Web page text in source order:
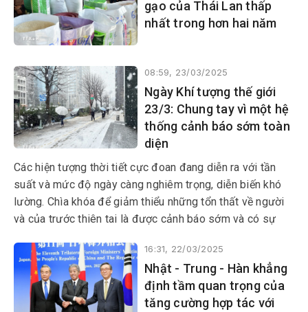
22 giờ tối 21/3 (giờ địa
phương).
gạo của Thái Lan thấp
nhất trong hơn hai năm
08:59, 23/03/2025
Ngày Khí tượng thế giới
23/3: Chung tay vì một hệ
thống cảnh báo sớm toàn
diện
Các hiện tượng thời tiết cực đoan đang diễn ra với tần
suất và mức độ ngày càng nghiêm trọng, diễn biến khó
lường. Chìa khóa để giảm thiểu những tổn thất về người
và của trước thiên tai là được cảnh báo sớm và có sự
16:31, 22/03/2025
Nhật - Trung - Hàn khẳng
định tầm quan trọng của
tăng cường hợp tác với